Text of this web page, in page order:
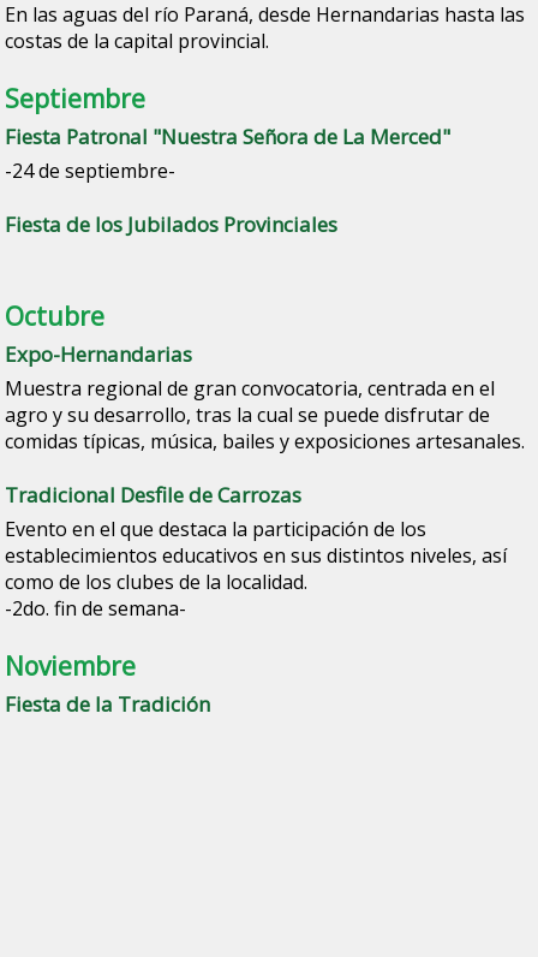
En las aguas del río Paraná, desde Hernandarias hasta las
costas de la capital provincial.
Septiembre
Fiesta Patronal "Nuestra Señora de La Merced"
-24 de septiembre-
Fiesta de los Jubilados Provinciales
Octubre
Expo-Hernandarias
Muestra regional de gran convocatoria, centrada en el
agro y su desarrollo, tras la cual se puede disfrutar de
comidas típicas, música, bailes y exposiciones artesanales.
Tradicional Desfile de Carrozas
Evento en el que destaca la participación de los
establecimientos educativos en sus distintos niveles, así
como de los clubes de la localidad.
-2do. fin de semana-
Noviembre
Fiesta de la Tradición